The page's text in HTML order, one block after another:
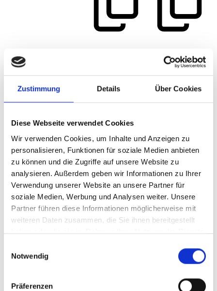
Zustimmung Details Über Cookies
Diese Webseite verwendet Cookies
Wir verwenden Cookies, um Inhalte und Anzeigen zu
personalisieren, Funktionen für soziale Medien anbieten
zu können und die Zugriffe auf unsere Website zu
analysieren. Außerdem geben wir Informationen zu Ihrer
Verwendung unserer Website an unsere Partner für
soziale Medien, Werbung und Analysen weiter. Unsere
Partner führen diese Informationen möglicherweise mit
weiteren Daten zusammen, die Sie ihnen bereitgestellt
haben oder die sie im Rahmen Ihrer Nutzung der Dienste
Notwendig
Präferenzen
Artikelnummer 160RTSNDI-04